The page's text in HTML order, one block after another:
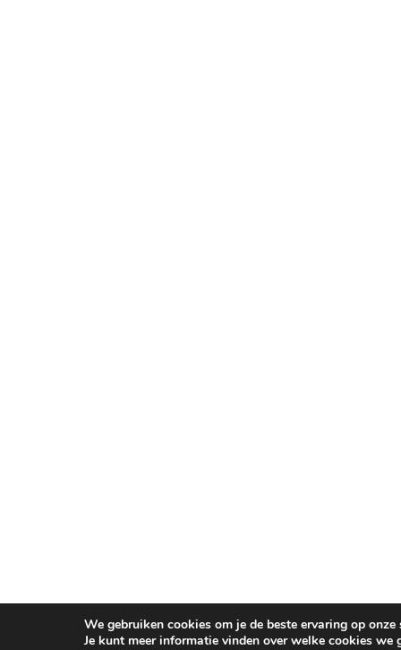
We gebruiken cookies om je de beste ervaring op onze
Je kunt meer informatie vinden over welke cookies